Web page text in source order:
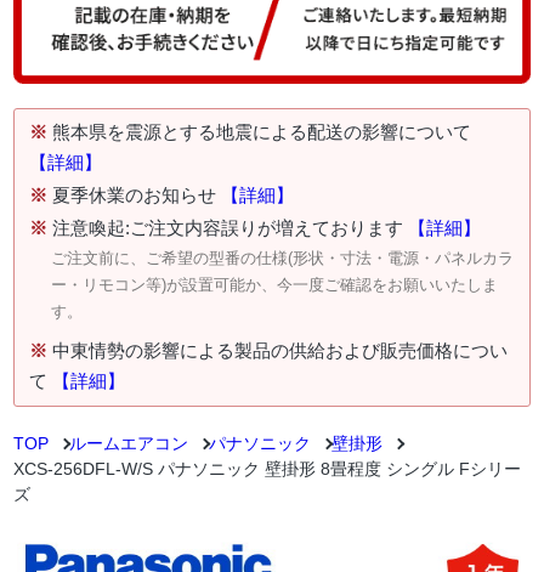
※ 熊本県を震源とする地震による配送の影響について
【詳細】
※ 夏季休業のお知らせ
【詳細】
※ 注意喚起:ご注文内容誤りが増えております 【詳細】
ご注文前に、ご希望の型番の仕様(形状・寸法・電源・パネルカラ
ー・リモコン等)が設置可能か、今一度ご確認をお願いいたしま
す。
※ 中東情勢の影響による製品の供給および販売価格につい
て
【詳細】
TOP ルームエアコン パナソニック
壁掛形
XCS-256DFL-W/S パナソニック 壁掛形 8畳程度 シングル Fシリー
ズ